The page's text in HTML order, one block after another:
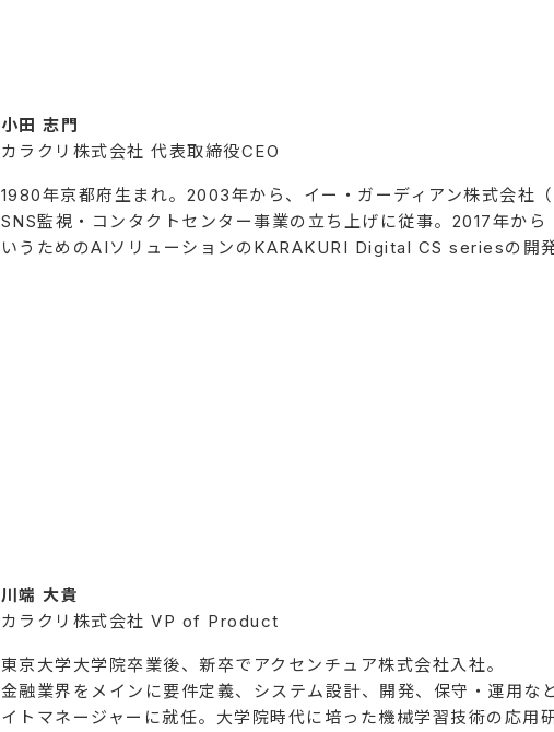
小田 志門
カラクリ株式会社 代表取締役CEO
1980年京都府生まれ。2003年から、イー・ガーディアン株式会社
SNS監視・コンタクトセンター事業の立ち上げに従事。2017年か
いうためのAIソリューションのKARAKURI Digital CS seriesの開発
川端 大貴
カラクリ株式会社 VP of Product
東京大学大学院卒業後、新卒でアクセンチュア株式会社入社。
金融業界をメインに要件定義、システム設計、開発、保守・運用な
イトマネージャーに就任。大学院時代に培った機械学習技術の応用